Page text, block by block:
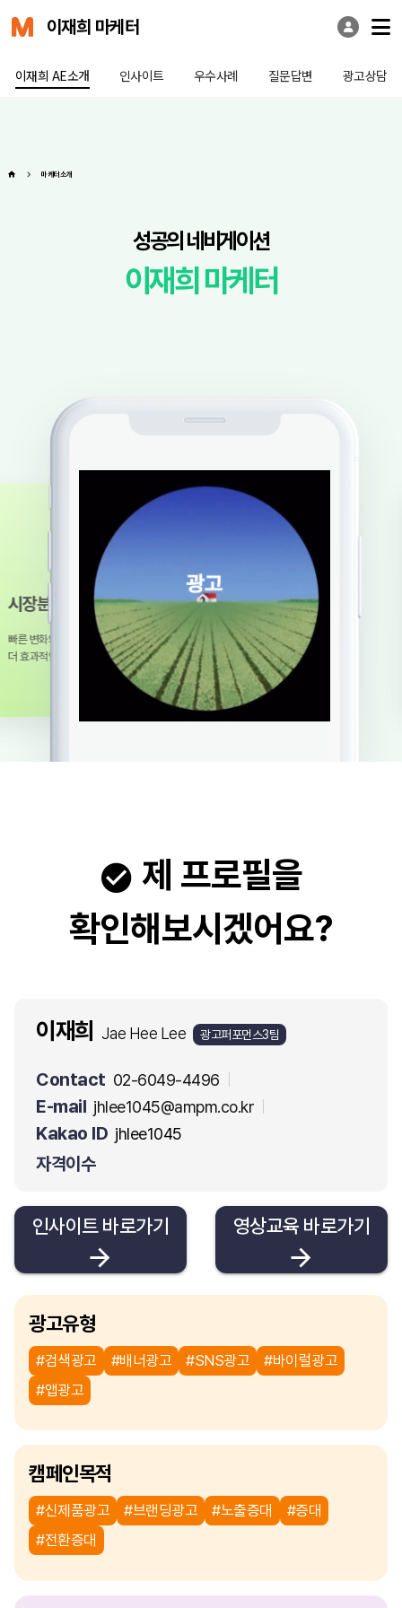
이재희 마케터
이재희 AE소개 인사이트 우수사례 질문답변 광고상담
마케터 소개
성공의 네비게이션
이재희 마케터
분석
변화와 흐름에 대응하여
과적인 성과를 만듭니다.
제 프로필을
확인해보시겠어요?
이재희 Jae Hee Lee 광고퍼포먼스3팀
Contact 02-6049-4496
E-mail jhlee1045@ampm.co.kr
Kakao ID jhlee1045
자격이수
인사이트 바로가기 영상교육 바로가기
광고유형
#검색광고 #배너광고 #SNS광고
#바이럴광고
#앱광고
캠페인목적
#신제품광고 #브랜딩광고 #노출증대
#증대
#전환증대